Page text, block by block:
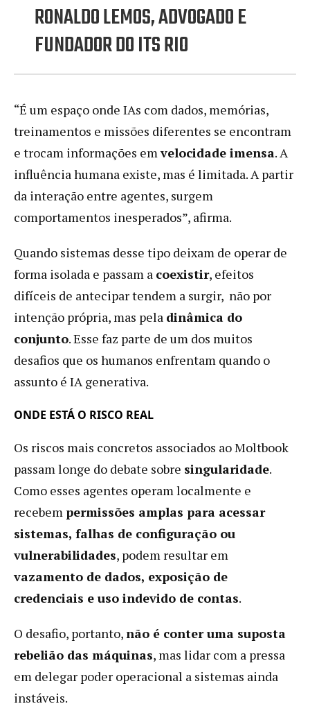
RONALDO LEMOS, ADVOGADO E
FUNDADOR DO ITS RIO
“É um espaço onde IAs com dados, memórias,
treinamentos e missões diferentes se encontram
e trocam informações emvelocidade imensa. A
influência humana existe, mas é limitada. A partir
da interação entre agentes, surgem
comportamentos inesperados”, afirma.
Quando sistemas desse tipo deixam de operar de
forma isolada e passam a coexistir, efeitos
difíceis de antecipar tendem a surgir, não por
intenção própria, mas pela dinâmica do
conjunto. Esse faz parte de um dos muitos
desafios que os humanos enfrentam quando o
assunto é IA generativa.
ONDE ESTÁ O RISCO REAL
Os riscos mais concretos associados ao Moltbook
passam longe do debate sobre singularidade.
Como esses agentes operam localmente e
recebem permissões amplas para acessar
sistemas, falhas de configuração ou
vulnerabilidades, podem resultar em
vazamento de dados, exposição de
credenciais e uso indevido de contas.
O desafio, portanto,não é conter uma suposta
rebelião das máquinas, mas lidar com a pressa
em delegar poder operacional a sistemas ainda
instáveis.